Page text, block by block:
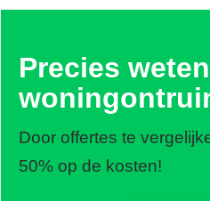
Precies
Door offertes te
50% op de kosten!